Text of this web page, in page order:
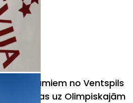
vēlējumiem no Ventspils
dodas uz Olimpiskajām